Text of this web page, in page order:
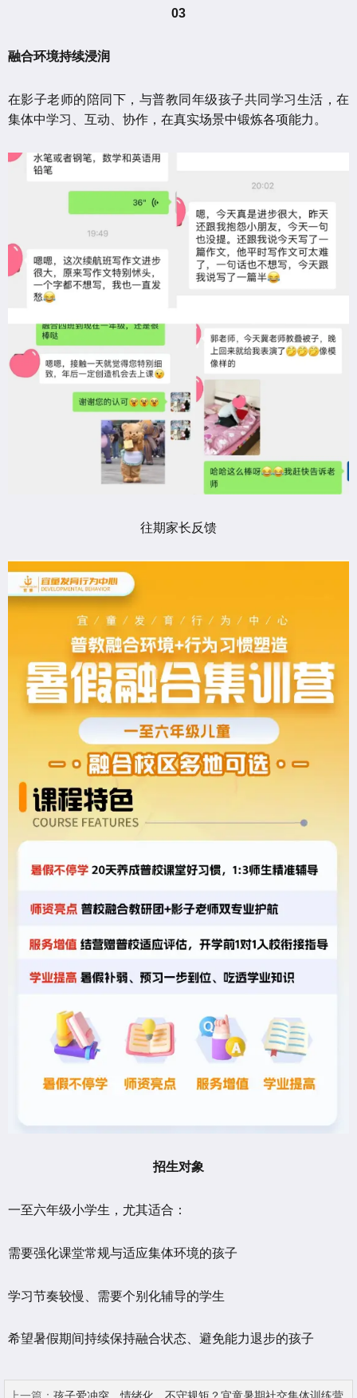
03
融合环境持续浸润
在影子老师的陪同下，与普教同年级孩子共同学习生活，在
集体中学习、互动、协作，在真实场景中锻炼各项能力。
往期家长反馈
招生对象
一至六年级小学生，尤其适合：
需要强化课堂常规与适应集体环境的孩子
学习节奏较慢、需要个别化辅导的学生
希望暑假期间持续保持融合状态、避免能力退步的孩子